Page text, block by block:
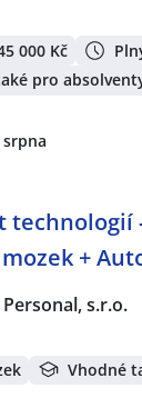
000 Kč
pro
technologií
+
s.r.o.
Vhodné